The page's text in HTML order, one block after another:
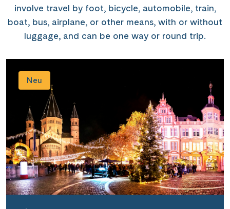
involve travel by foot, bicycle, automobile, train,
boat, bus, airplane, or other means, with or without
luggage, and can be one way or round trip.
Neu